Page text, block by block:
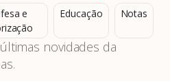
e
Educação Notas
novidades da